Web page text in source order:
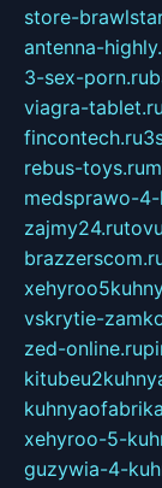
store-
antenna-
3-sex-porn.ru
viagra-tablet.ru
fincontech.ru
rebus-toys.ru
medsprawo-4-
zajmy24.ru
vskrytie-
zed-online.ru
xehyroo-5-
guzywia-4-